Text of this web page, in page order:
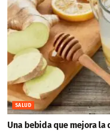
SALUD
Una bebida que mejora